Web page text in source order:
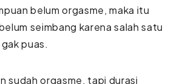
belum orgasme, maka itu
seimbang karena salah satu
puas.
sudah orgasme, tapi durasi